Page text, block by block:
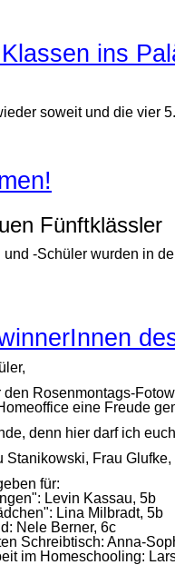
ins
soweit und die vier
Fünftklässler
-Schüler wurden in
Rosenmontags-
eine Freude
denn hier darf ich
Stanikowski, Frau
für:
Levin Kassau, 5b
Lina Milbradt, 5b
Nele Berner, 6c
Schreibtisch: Anna-
im Homeschooling: